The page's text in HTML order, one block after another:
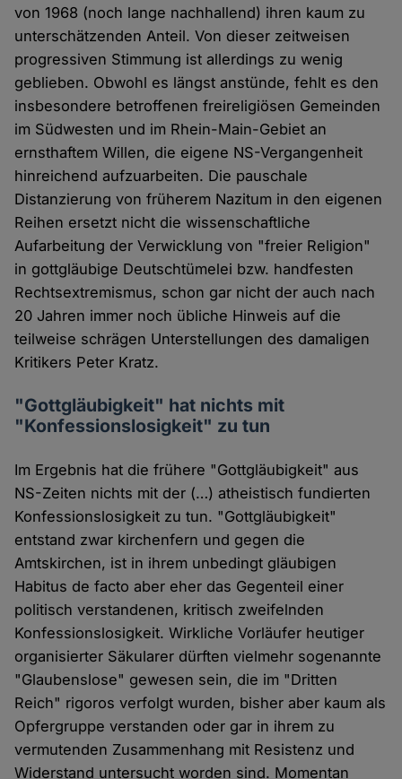
von 1968 (noch lange nachhallend) ihren kaum zu
unterschätzenden Anteil. Von dieser zeitweisen
progressiven Stimmung ist allerdings zu wenig
geblieben. Obwohl es längst anstünde, fehlt es den
insbesondere betroffenen freireligiösen Gemeinden
im Südwesten und im Rhein-Main-Gebiet an
ernsthaftem Willen, die eigene NS-Vergangenheit
hinreichend aufzuarbeiten. Die pauschale
Distanzierung von früherem Nazitum in den eigenen
Reihen ersetzt nicht die wissenschaftliche
Aufarbeitung der Verwicklung von "freier Religion"
in gottgläubige Deutschtümelei bzw. handfesten
Rechtsextremismus, schon gar nicht der auch nach
20 Jahren immer noch übliche Hinweis auf die
teilweise schrägen Unterstellungen des damaligen
Kritikers Peter Kratz.
"Gottgläubigkeit" hat nichts mit
"Konfessionslosigkeit" zu tun
Im Ergebnis hat die frühere "Gottgläubigkeit" aus
NS-Zeiten nichts mit der (…) atheistisch fundierten
Konfessionslosigkeit zu tun. "Gottgläubigkeit"
entstand zwar kirchenfern und gegen die
Amtskirchen, ist in ihrem unbedingt gläubigen
Habitus de facto aber eher das Gegenteil einer
politisch verstandenen, kritisch zweifelnden
Konfessionslosigkeit. Wirkliche Vorläufer heutiger
organisierter Säkularer dürften vielmehr sogenannte
"Glaubenslose" gewesen sein, die im "Dritten
Reich" rigoros verfolgt wurden, bisher aber kaum als
Opfergruppe verstanden oder gar in ihrem zu
vermutenden Zusammenhang mit Resistenz und
Widerstand untersucht worden sind. Momentan